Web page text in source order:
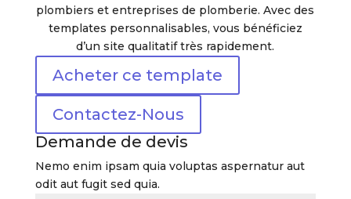
plombiers et entreprises de plomberie. Avec des
templates personnalisables, vous bénéficiez
d’un site qualitatif très rapidement.
Acheter ce template
Contactez-Nous
Demande de devis
Nemo enim ipsam quia voluptas aspernatur aut
odit aut fugit sed quia.